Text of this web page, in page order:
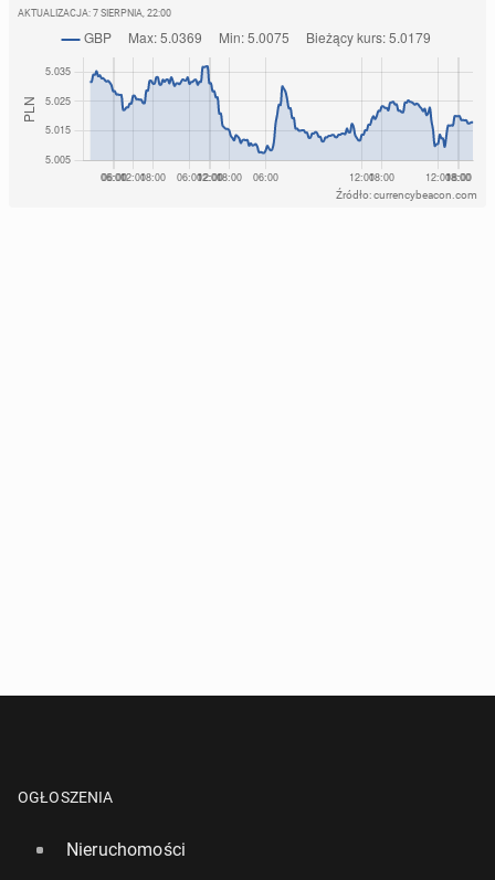
AKTUALIZACJA: 7 SIERPNIA, 22:00
Źródło: currencybeacon.com
OGŁOSZENIA
Nieruchomości